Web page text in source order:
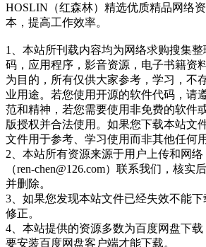
HOSLIN（红森林）精选优质精品网络
本，提高工作效率。
1、本站所刊载内容均为网络求购搜集
码，应用程序，影音资源，电子书籍资
为目的，所有仅供大家参考，学习，不
业用途。若您使用开源的软件代码，请
范和精神，若您需要使用非免费的软件
版授权并合法使用。如果您下载本站文
文件用于参考、学习使用而非其他任何用
2、本站所有资源来源于用户上传和网
（ren-chen@126.com）联系我们，核实
并删除。
3、如果您发现本站文件已经失效不能
修正。
4、本站提供的资源多数为百度网盘下
要安装百度网盘客户端才能下载。